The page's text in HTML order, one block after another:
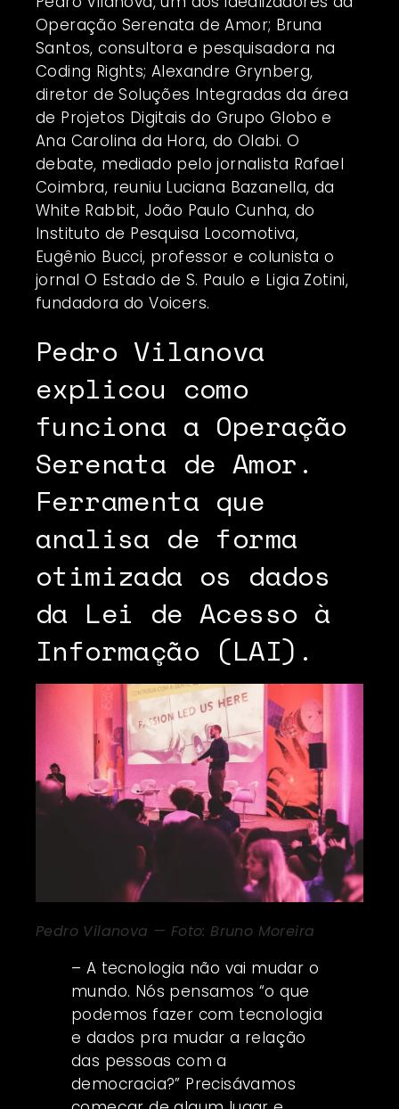
Operação Serenata de Amor; Bruna
Santos, consultora e pesquisadora na
Coding Rights; Alexandre Grynberg,
diretor de Soluções Integradas da área
de Projetos Digitais do Grupo Globo e
Ana Carolina da Hora, do Olabi. O
debate, mediado pelo jornalista Rafael
Coimbra, reuniu Luciana Bazanella, da
White Rabbit, João Paulo Cunha, do
Instituto de Pesquisa Locomotiva,
Eugênio Bucci, professor e colunista o
jornal O Estado de S. Paulo e Ligia Zotini,
fundadora do Voicers.
Pedro Vilanova
explicou como
funciona a Operação
Serenata de Amor.
Ferramenta que
analisa de forma
otimizada os dados
da Lei de Acesso à
Informação (LAI).
Pedro Vilanova — Foto: Bruno Moreira
– A tecnologia não vai mudar o
mundo. Nós pensamos “o que
podemos fazer com tecnologia
e dados pra mudar a relação
das pessoas com a
democracia?” Precisávamos